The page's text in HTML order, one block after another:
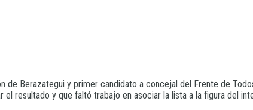
de Berazategui y primer candidato a concejal del Frente de
el resultado y que faltó trabajo en asociar la lista a la figura del